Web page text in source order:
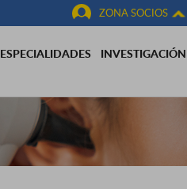
ZONA SOCIOS
ESPECIALIDADES INVESTIGACIÓN